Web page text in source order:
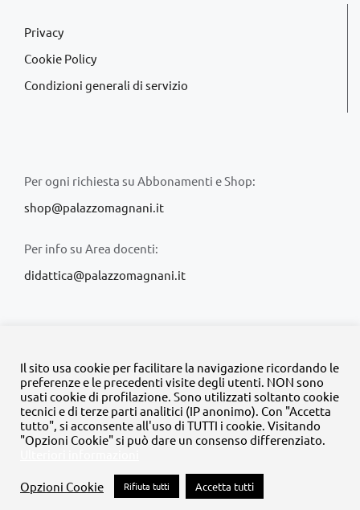
Privacy
Cookie Policy
Condizioni generali di servizio
Per ogni richiesta su Abbonamenti e Shop:
shop@palazzomagnani.it
Per info su Area docenti:
didattica@palazzomagnani.it
© Copyright 2020 -2026 | Tutti i diritti riservati | MyFpm è un
progetto dellaFondazione Palazzo Magnani
FacebookInstagram
TwitterLinkedInYouTube
Il sito usa cookie per facilitare la navigazione ricordando le
preferenze e le precedenti visite degli utenti. NON sono
usati cookie di profilazione. Sono utilizzati soltanto cookie
tecnici e di terze parti analitici (IP anonimo). Con "Accetta
tutto", si acconsente all'uso di TUTTI i cookie. Visitando
"Opzioni Cookie" si può dare un consenso differenziato.
Opzioni Cookie Rifiuta tutti Accetta tutti